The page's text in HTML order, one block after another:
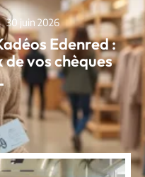
30 juin 2026
Edenred :
vos chèques